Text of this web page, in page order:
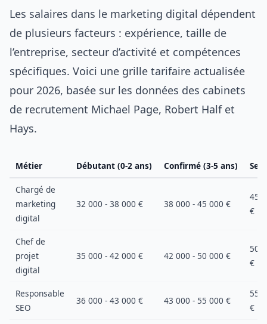
Les salaires dans le marketing digital dépendent
de plusieurs facteurs : expérience, taille de
l’entreprise, secteur d’activité et compétences
spécifiques. Voici une grille tarifaire actualisée
pour 2026, basée sur les données des cabinets
de recrutement Michael Page, Robert Half et
Hays.
Métier Débutant (0-2 ans) Confirmé (3-5 ans)
Chargé de
marketing
digital
32 000 - 38 000 € 38 000 - 45 000 €
45
€
Chef de
projet
digital
35 000 - 42 000 € 42 000 - 50 000 €
50
€
Responsable
SEO
36 000 - 43 000 € 43 000 - 55 000 €
55
€